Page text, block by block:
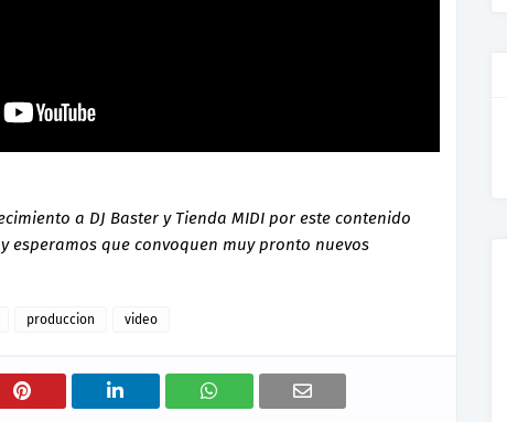
a DJ Baster y Tienda MIDI por este contenido
esperamos que convoquen muy pronto nuevos
produccion video